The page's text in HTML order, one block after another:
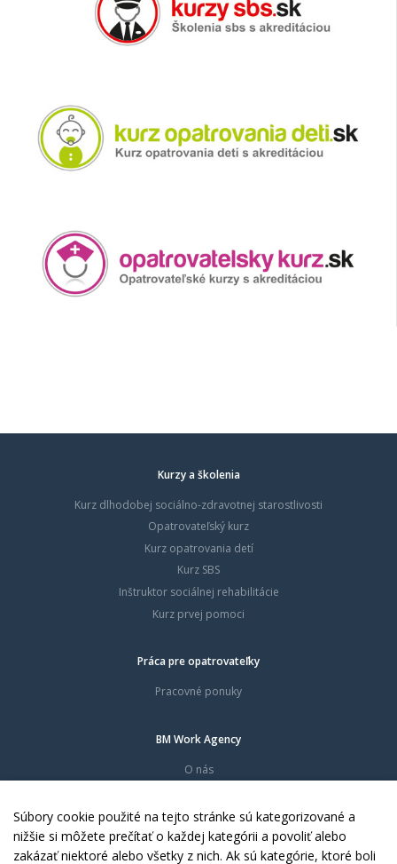
Kurzy a školenia
Kurz dlhodobej sociálno-zdravotnej starostlivosti
Opatrovateľský kurz
Kurz opatrovania detí
Kurz SBS
Inštruktor sociálnej rehabilitácie
Kurz prvej pomoci
Práca pre opatrovateľky
Pracovné ponuky
BM Work Agency
O nás
Dokumenty
Kontakty
Súbory cookie použité na tejto stránke sú kategorizované a
nižšie si môžete prečítať o každej kategórii a povoliť alebo
zakázať niektoré alebo všetky z nich. Ak sú kategórie, ktoré boli